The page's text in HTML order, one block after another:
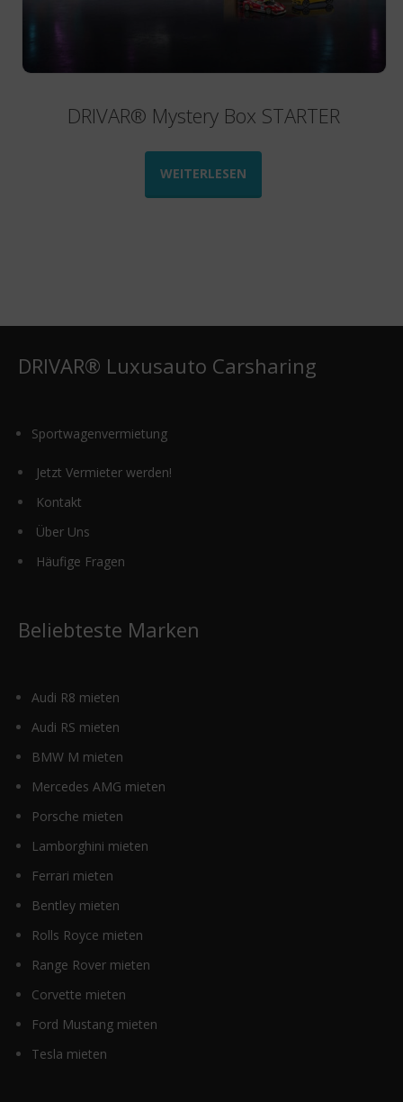
DRIVAR® Mystery Box STARTER
WEITERLESEN
DRIVAR® Luxusauto Carsharing
Sportwagenvermietung
Jetzt Vermieter werden!
Kontakt
Über Uns
Häufige Fragen
Beliebteste Marken
Audi R8 mieten
Audi RS mieten
BMW M mieten
Mercedes AMG mieten
Porsche mieten
Lamborghini mieten
Ferrari mieten
Bentley mieten
Rolls Royce mieten
Range Rover mieten
Corvette mieten
Ford Mustang mieten
Tesla mieten